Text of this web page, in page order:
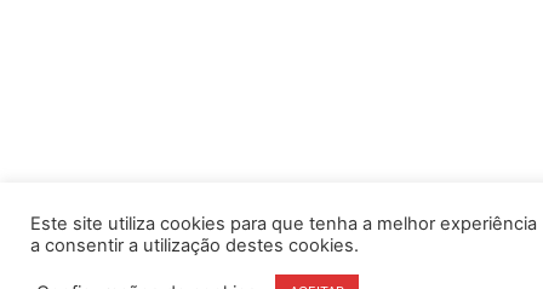
Este site utiliza cookies para que tenha a melhor
a consentir a utilização destes cookies.